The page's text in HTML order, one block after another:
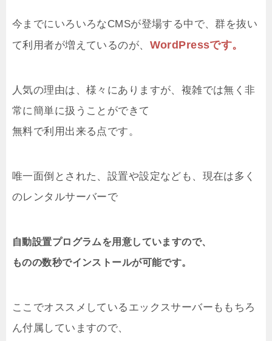
今までにいろいろなCMSが登場する中で、群を抜い
て利用者が増えているのが、 WordPressです。
人気の理由は、様々にありますが、複雑では無く非
常に簡単に扱うことができて
無料で利用出来る点です。
唯一面倒とされた、設置や設定なども、現在は多く
のレンタルサーバーで
自動設置プログラムを用意していますので、
ものの数秒でインストールが可能です。
ここでオススメしているエックスサーバーももちろ
ん付属していますので、